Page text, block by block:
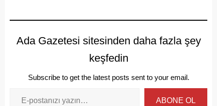
Ada Gazetesi sitesinden daha fazla şey
keşfedin
Subscribe to get the latest posts sent to your email.
ABONE OL